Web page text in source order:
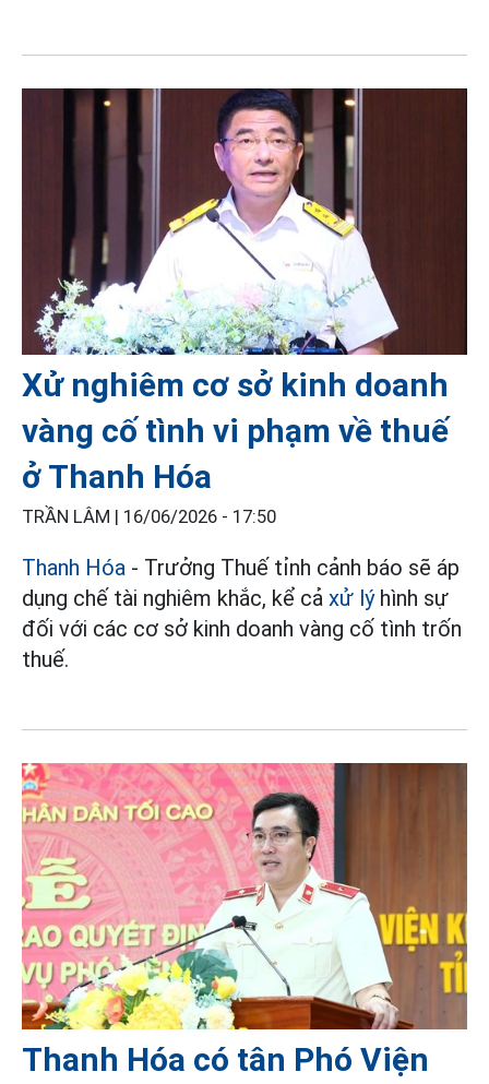
Xử nghiêm cơ sở kinh doanh
vàng cố tình vi phạm về thuế
ở Thanh Hóa
TRẦN LÂM | 16/06/2026 - 17:50
Thanh Hóa - Trưởng Thuế tỉnh cảnh báo sẽ áp
dụng chế tài nghiêm khắc, kể cả xử lýhình sự
đối với các cơ sở kinh doanh vàng cố tình trốn
thuế.
Thanh Hóa có tân Phó Viện